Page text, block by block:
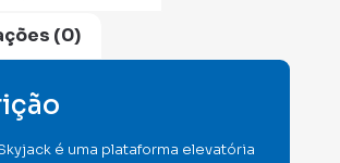
(0)
é uma plataforma elevatória